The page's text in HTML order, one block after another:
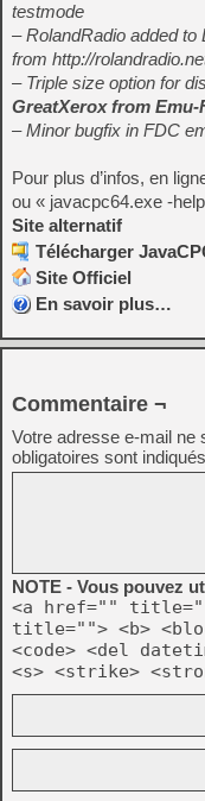
testmode
– RolandRadio added
from http://
– Triple size option for
GreatXerox from Emu-
– Minor bugfix in FDC
Pour plus d’infos, en
ou « javacpc64.exe -
Site alternatif
Télécharger
Site Officiel
En savoir plus…
Commentaire ¬
Votre adresse e-mail ne
obligatoires sont
NOTE - Vous pouvez
<a href=""
title=""> <b>
<code> <del
<s> <strike>